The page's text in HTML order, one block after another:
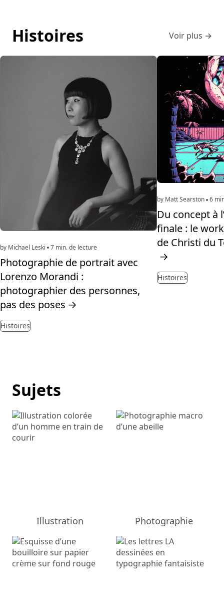
Histoires Voir plus →
by Michael Leski 7 min. de lecture
Photographie de portrait avec
Lorenzo Morandi :
photographier des personnes,
pas des poses →
Histoires
by Matt Searston 6
Du concept à
finale : le
de Christi du
→
Histoires
Sujets
Illustration Photographie